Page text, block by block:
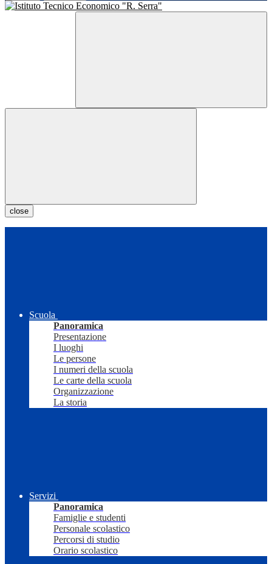
close
Scuola
Panoramica
Presentazione
I luoghi
Le persone
I numeri della scuola
Le carte della scuola
Organizzazione
La storia
Servizi
Panoramica
Famiglie e studenti
Personale scolastico
Percorsi di studio
Orario scolastico